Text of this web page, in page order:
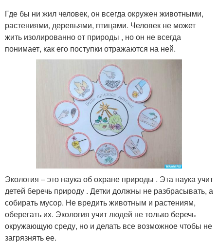
Где бы ни жил человек, он всегда окружен животными,
растениями, деревьями, птицами. Человек не может
жить изолированно от природы , но он не всегда
понимает, как его поступки отражаются на ней.
Экология – это наука об охране природы . Эта наука учит
детей беречь природу . Детки должны не разбрасывать, а
собирать мусор. Не вредить животным и растениям,
оберегать их. Экология учит людей не только беречь
окружающую среду, но и делать все возможное чтобы не
загрязнять ее.